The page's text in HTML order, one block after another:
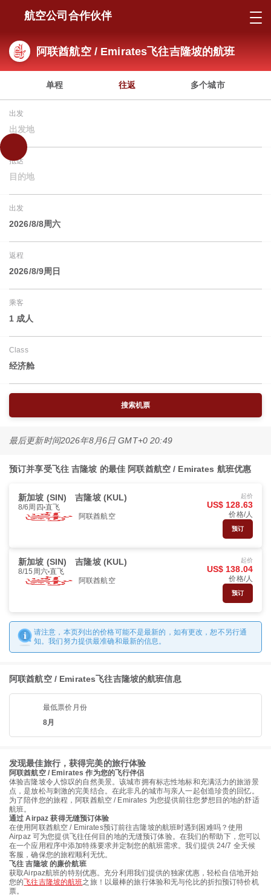
航空公司合作伙伴
阿联酋航空 / Emirates飞往吉隆坡的航班
单程 往返 多个城市
出发
出发地
抵达
目的地
出发
2026/8/8周六
返程
2026/8/9周日
乘客
1 成人
Class
经济舱
搜索机票
最后更新时间2026年8月6日 GMT+0 20:49
预订并享受飞往 吉隆坡 的最佳 阿联酋航空 / Emirates 航班优惠
新加坡 (SIN) 吉隆坡 (KUL)
8/6周四 直飞
阿联酋航空
起价
US$ 128.63
价格/人
预订
新加坡 (SIN) 吉隆坡 (KUL)
8/15周六 直飞
阿联酋航空
起价
US$ 138.04
价格/人
预订
请注意，本页列出的价格可能不是最新的，如有更改，恕不另行通
知。我们努力提供最准确和最新的信息。
阿联酋航空 / Emirates飞往吉隆坡的航班信息
最低票价月份
8月
发现最佳旅行，获得完美的旅行体验
阿联酋航空 / Emirates 作为您的飞行伴侣
体验吉隆坡令人惊叹的自然美景。该城市拥有标志性地标和充满活力的旅游景
点，是放松与刺激的完美结合。在此非凡的城市与亲人一起创造珍贵的回忆。
为了陪伴您的旅程，阿联酋航空 / Emirates 为您提供前往您梦想目的地的舒适
航班。
通过 Airpaz 获得无缝预订体验
在使用阿联酋航空 / Emirates预订前往吉隆坡的航班时遇到困难吗？使用
Airpaz 可为您提供飞往任何目的地的无缝预订体验。在我们的帮助下，您可以
在一个应用程序中添加特殊要求并定制您的航班需求。我们提供 24/7 全天候
客服，确保您的旅程顺利无忧。
飞往 吉隆坡 的廉价航班
获取Airpaz航班的特别优惠。充分利用我们提供的独家优惠，轻松自信地开始
您的飞往吉隆坡的航班之旅！以最棒的旅行体验和无与伦比的折扣预订特价机
票。